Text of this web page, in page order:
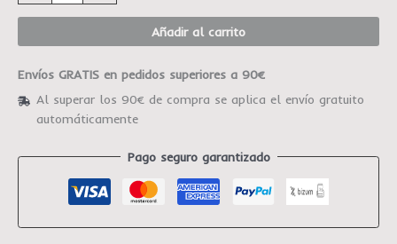
Añadir al carrito
Envíos GRATIS en pedidos superiores a 90€
Al superar los 90€ de compra se aplica el envío gratuito
automáticamente
Pago seguro garantizado